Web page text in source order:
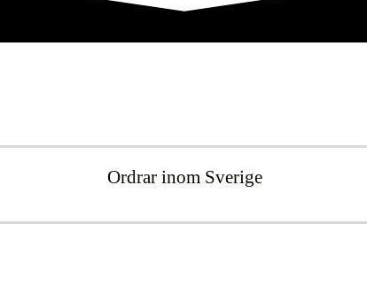
Ordrar inom Sverige